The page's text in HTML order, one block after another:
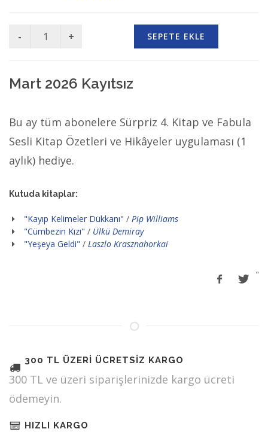
SEPETE EKLE
Mart 2026 Kayıtsız
Bu ay tüm abonelere Sürpriz 4. Kitap ve Fabula
Sesli Kitap Özetleri ve Hikâyeler uygulaması (1
aylık) hediye.
Kutuda kitaplar:
"Kayıp Kelimeler Dükkanı" / Pip Williams
"Cümbezin Kızı" / Ülkü Demiray
"Yeşeya Geldi" / Laszlo Krasznahorkai
"
300 TL ÜZERİ ÜCRETSİZ KARGO
300 TL ve üzeri siparişlerinizde kargo ücreti
ödemeyin.
HIZLI KARGO